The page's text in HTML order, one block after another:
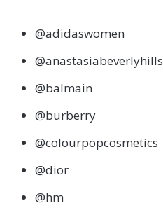
@adidaswomen
@anastasiabeverlyhills
@balmain
@burberry
@colourpopcosmetics
@dior
@hm